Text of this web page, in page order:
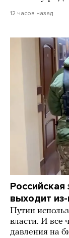
12 часов назад
выходит
Путин
власти. И все
давления на